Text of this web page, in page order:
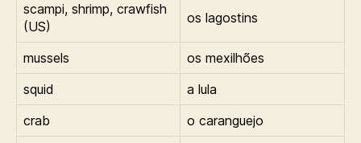
scampi, shrimp, crawfish
(US)
os lagostins
mussels
os mexilhões
squid
a lula
crab
o caranguejo